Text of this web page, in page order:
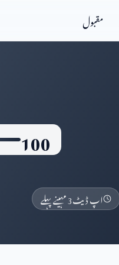
مقبول
100
اپ ڈیٹ3 مہینے پہلے